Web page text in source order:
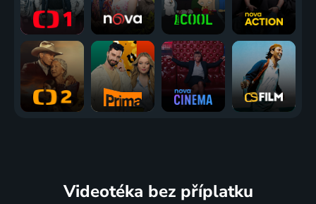
Videotéka bez příplatku